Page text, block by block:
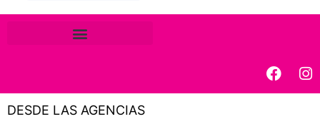
DESDE LAS AGENCIAS